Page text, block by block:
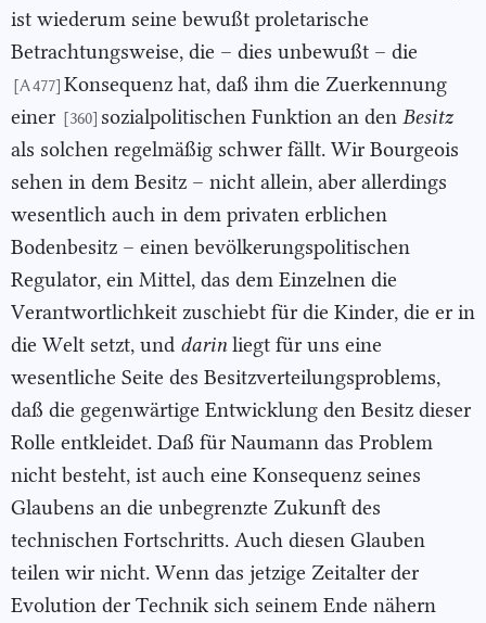
ist wiederum seine bewußt proletarische
Betrachtungsweise, die – dies unbewußt – die
[A 477] Konsequenz hat, daß ihm die Zuerkennung
einer [360] sozialpolitischen Funktion an den Besitz
als solchen regelmäßig schwer fällt. Wir Bourgeois
sehen in dem Besitz – nicht allein, aber allerdings
wesentlich auch in dem privaten erblichen
Bodenbesitz – einen bevölkerungspolitischen
Regulator, ein Mittel, das dem Einzelnen die
Verantwortlichkeit zuschiebt für die Kinder, die er in
die Welt setzt, und darinliegt für uns eine
wesentliche Seite des Besitzverteilungsproblems,
daß die gegenwärtige Entwicklung den Besitz dieser
Rolle entkleidet. Daß für Naumann das Problem
nicht besteht, ist auch eine Konsequenz seines
Glaubens an die unbegrenzte Zukunft des
technischen Fortschritts. Auch diesen Glauben
teilen wir nicht. Wenn das jetzige Zeitalter der
Evolution der Technik sich seinem Ende nähern